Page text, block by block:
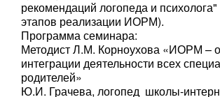
рекомендаций логопеда и психолога"
этапов реализации ИОРМ).
Программа семинара:
Методист Л.М. Корноухова «ИОРМ –
интеграции деятельности всех
родителей»
Ю.И. Грачева, логопед школы-